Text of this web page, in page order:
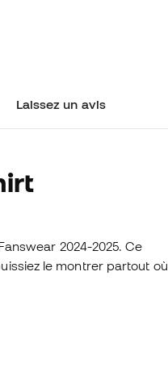
Laissez un avis
2024-2025. Ce
le montrer partout où